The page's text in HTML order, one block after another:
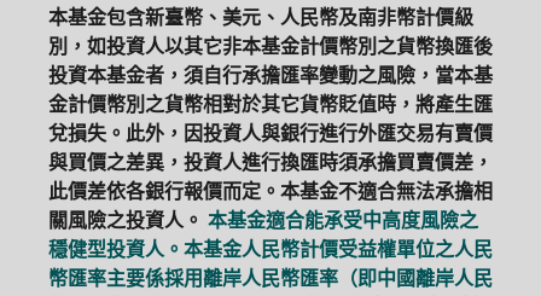
本基金包含新臺幣、美元、人民幣及南非幣計價級
別，如投資人以其它非本基金計價幣別之貨幣換匯後
投資本基金者，須自行承擔匯率變動之風險，當本基
金計價幣別之貨幣相對於其它貨幣貶值時，將產生匯
兌損失。此外，因投資人與銀行進行外匯交易有賣價
與買價之差異，投資人進行換匯時須承擔買賣價差，
此價差依各銀行報價而定。本基金不適合無法承擔相
關風險之投資人。 本基金適合能承受中高度風險之
穩健型投資人。本基金人民幣計價受益權單位之人民
幣匯率主要係採用離岸人民幣匯率（即中國離岸人民